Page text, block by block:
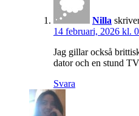
Nilla
14 februari, 2026 kl.
Jag gillar också
dator och en stund
Svara